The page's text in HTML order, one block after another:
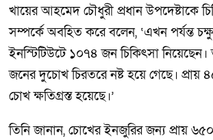
খায়ের আহমেদ চৌধুরী প্রধান উপদেষ্টাকে
সম্পর্কে অবহিত করে বলেন, ‘এখন পর্যন্ত চক্ষু
ইনস্টিটিউটে ১০৭৪ জন চিকিৎসা
জনের দুচোখ চিরতরে নষ্ট হয়ে গেছে।
চোখ ক্ষতিগ্রস্ত হয়েছে।’
তিনি জানান, চোখের ইনজুরির জন্য প্রায়